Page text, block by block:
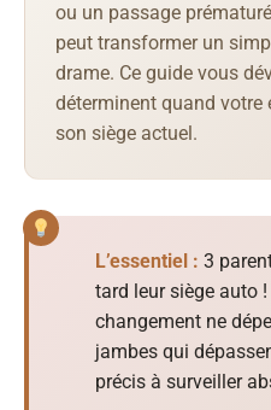
ou un passage
peut transformer un
drame. Ce guide vous
déterminent quand
son siège actuel.
L’essentiel : 3
tard leur siège auto
changement ne
jambes qui
précis à surveiller